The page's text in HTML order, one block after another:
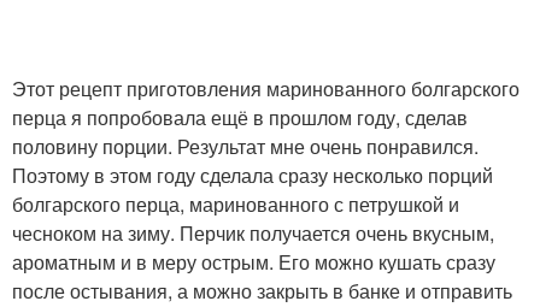
Этот рецепт приготовления маринованного болгарского
перца я попробовала ещё в прошлом году, сделав
половину порции. Результат мне очень понравился.
Поэтому в этом году сделала сразу несколько порций
болгарского перца, маринованного с петрушкой и
чесноком на зиму. Перчик получается очень вкусным,
ароматным и в меру острым. Его можно кушать сразу
после остывания, а можно закрыть в банке и отправить